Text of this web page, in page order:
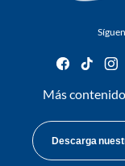
facebook
tiktok
Más
Descarga